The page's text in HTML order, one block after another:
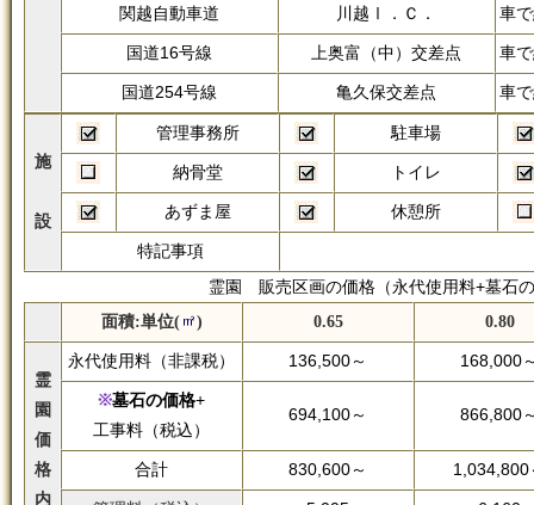
関越自動車道 川越Ⅰ．Ｃ． 車
国道16号線 上奥富（中）交差点 車
国道254号線 亀久保交差点 車
施
設
管理事務所 駐車場
納骨堂 トイレ
あずま屋 休憩所
特記事項
霊園 販売区画の価格（永代使用料+墓
面積:単位(
) 0.65 0.80
霊
園
価
格
内
永代使用料（非課税） 136,500～ 168,000
墓石の価格+
工事料（税込）
694,100～ 866,800
合計 830,600～ 1,034,800